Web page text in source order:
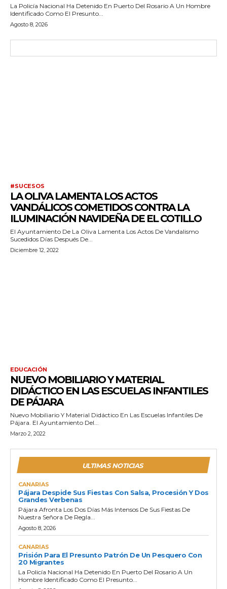
La Policía Nacional Ha Detenido En Puerto Del Rosario A Un Hombre
Identificado Como El Presunto...
Agosto 8, 2026
#SUCESOS
LA OLIVA LAMENTA LOS ACTOS
VANDÁLICOS COMETIDOS CONTRA LA
ILUMINACIÓN NAVIDEÑA DE EL COTILLO
El Ayuntamiento De La Oliva Lamenta Los Actos De Vandalismo
Sucedidos Días Después De...
Diciembre 12, 2022
EDUCACIÓN
NUEVO MOBILIARIO Y MATERIAL
DIDÁCTICO EN LAS ESCUELAS INFANTILES
DE PÁJARA
Nuevo Mobiliario Y Material Didáctico En Las Escuelas Infantiles De
Pájara. El Ayuntamiento Del...
Marzo 2, 2022
ULTIMAS NOTICIAS
CANARIAS
Pájara Despide Sus Fiestas Con Salsa, Procesión Y Dos
Grandes Verbenas
Pájara Afronta Los Dos Días Más Intensos De Sus Fiestas De
Nuestra Señora De Regla...
Agosto 8, 2026
CANARIAS
Prisión Para El Presunto Patrón De Un Pesquero Con
20 Migrantes
La Policía Nacional Ha Detenido En Puerto Del Rosario A Un
Hombre Identificado Como El Presunto...